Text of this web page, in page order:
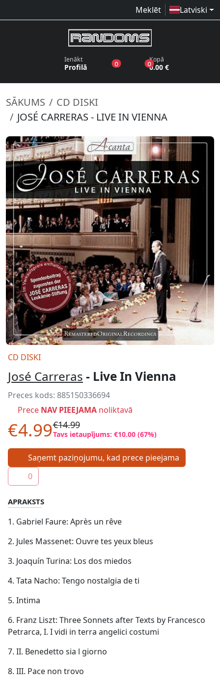
Meklēt Latviski
Ienākt
Profilā 0produkti vēlmju sarakstā
0produkti grozā
Kopā
0.00 €
SĀKUMS
CD DISKI
JOSÉ CARRERAS - LIVE IN VIENNA
CD DISKI
José Carreras - Live In Vienna
Preces kods: 885150336694
Prece NAV PIEEJAMA noliktavā
€4.99€14.99
Tavs ietaupījums: €10.00 (67%)
Saņemt paziņojumu, kad prece pieejama
0
APRAKSTS
1. Gabriel Faure: Après un rêve
2. Jules Massenet: Ouvre tes yeux bleus
3. Joaquín Turina: Los dos miedos
4. Tata Nacho: Tengo nostalgia de ti
5. Intima
6. Franz Liszt: Three Sonnets after Texts by Francesco
Petrarca, I. I vidi in terra angelici costumi
7. II. Benedetto sia l giorno
8. III. Pace non trovo